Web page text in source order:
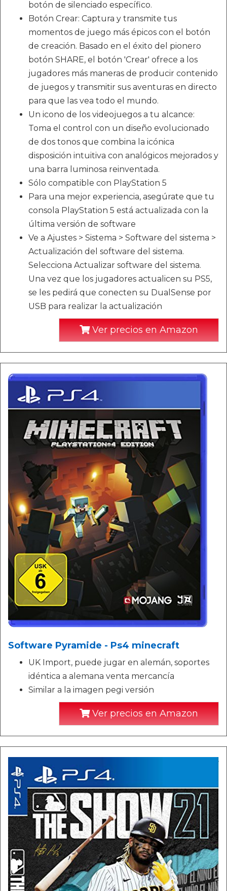
botón de silenciado específico.
Botón Crear: Captura y transmite tus
momentos de juego más épicos con el botón
de creación. Basado en el éxito del pionero
botón SHARE, el botón 'Crear' ofrece a los
jugadores más maneras de producir contenido
de juegos y transmitir sus aventuras en directo
para que las vea todo el mundo.
Un icono de los videojuegos a tu alcance:
Toma el control con un diseño evolucionado
de dos tonos que combina la icónica
disposición intuitiva con analógicos mejorados y
una barra luminosa reinventada.
Sólo compatible con PlayStation 5
Para una mejor experiencia, asegúrate que tu
consola PlayStation 5 está actualizada con la
última versión de software
Ve a Ajustes > Sistema > Software del sistema >
Actualización del software del sistema.
Selecciona Actualizar software del sistema.
Una vez que los jugadores actualicen su PS5,
se les pedirá que conecten su DualSense por
USB para realizar la actualización
Ver precios en Amazon
Software Pyramide - Ps4 minecraft
UK Import, puede jugar en alemán, soportes
idéntica a alemana venta mercancía
Similar a la imagen pegi versión
Ver precios en Amazon